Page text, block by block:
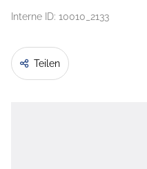
Interne ID: 10010_2133
Teilen